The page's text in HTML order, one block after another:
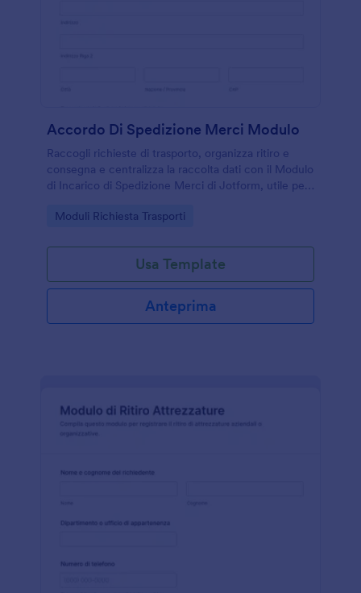
Accordo Di Spedizione Merci Modulo
Raccogli richieste di trasporto, organizza ritiro e
consegna e centralizza la raccolta dati con il Modulo
di Incarico di Spedizione Merci di Jotform, utile per
occasionali o programmate.
Go to Category:
Moduli Richiesta Trasporti
Usa Template
Anteprima